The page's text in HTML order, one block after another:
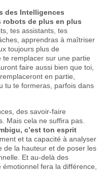
des Intelligences
robots de plus en plus
tes assistants, tes
apprendras à maîtriser
toujours plus de
remplacer sur une partie
faire aussi bien que toi,
en partie,
tu te formeras, parfois dans
des savoir-faire
Mais cela ne suffira pas.
c’est ton esprit
et ta capacité à analyser
de la hauteur et de poser les
Et au-delà des
fera la différence,